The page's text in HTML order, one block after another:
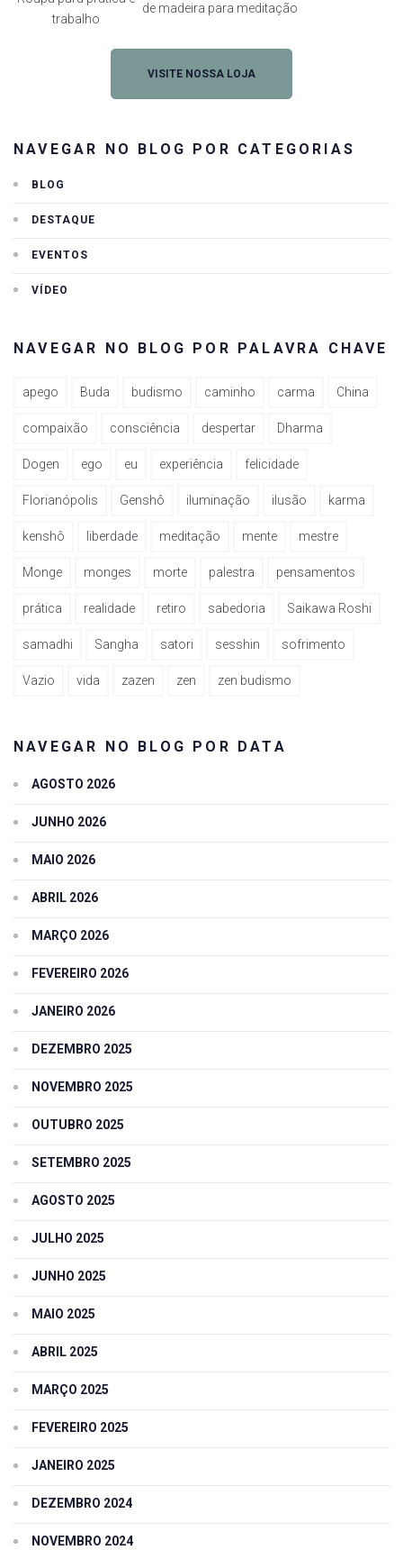
trabalho
de madeira para meditação
VISITE NOSSA LOJA
NAVEGAR NO BLOG POR CATEGORIAS
BLOG
DESTAQUE
EVENTOS
VÍDEO
NAVEGAR NO BLOG POR PALAVRA CHAVE
apego Buda budismo caminho carma China
compaixão consciência despertar Dharma
Dogen ego eu experiência felicidade
Florianópolis Genshô iluminação ilusão karma
kenshô liberdade meditação mente mestre
Monge monges morte palestra pensamentos
prática realidade retiro sabedoria Saikawa Roshi
samadhi Sangha satori sesshin sofrimento
Vazio vida zazen zen zen budismo
NAVEGAR NO BLOG POR DATA
AGOSTO 2026
JUNHO 2026
MAIO 2026
ABRIL 2026
MARÇO 2026
FEVEREIRO 2026
JANEIRO 2026
DEZEMBRO 2025
NOVEMBRO 2025
OUTUBRO 2025
SETEMBRO 2025
AGOSTO 2025
JULHO 2025
JUNHO 2025
MAIO 2025
ABRIL 2025
MARÇO 2025
FEVEREIRO 2025
JANEIRO 2025
DEZEMBRO 2024
NOVEMBRO 2024